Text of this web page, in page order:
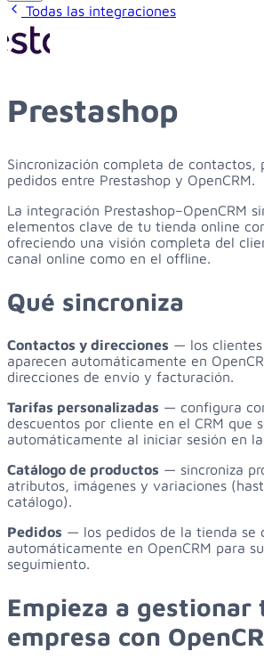
Todas las integraciones
Prestashop
Sincronización completa de contactos,
pedidos entre Prestashop y OpenCRM.
La integración Prestashop–OpenCRM
elementos clave de tu tienda online
ofreciendo una visión completa del
canal online como en el offline.
Qué sincroniza
Contactos y direcciones — los clientes
aparecen automáticamente en
direcciones de envío y facturación.
Tarifas personalizadas — configura
descuentos por cliente en el CRM que
automáticamente al iniciar sesión en
Catálogo de productos — sincroniza
atributos, imágenes y variaciones
catálogo).
Pedidos — los pedidos de la tienda se
automáticamente en OpenCRM para
seguimiento.
Empieza a gestionar
empresa con